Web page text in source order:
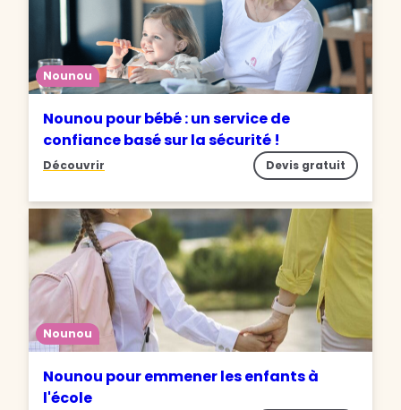
Nounou
Nounou pour bébé : un service de
confiance basé sur la sécurité !
Découvrir Devis gratuit
Nounou
Nounou pour emmener les enfants à
l'école